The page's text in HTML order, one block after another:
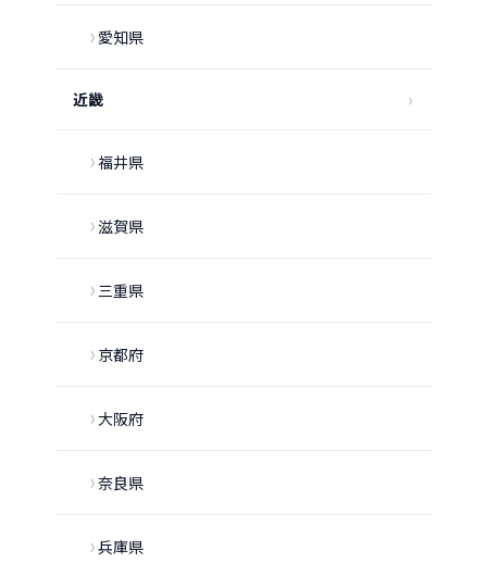
愛知県
近畿
福井県
滋賀県
三重県
京都府
大阪府
奈良県
兵庫県